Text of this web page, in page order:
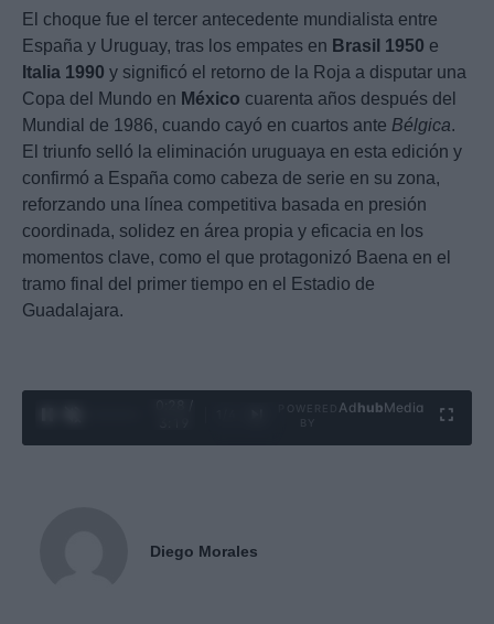
El choque fue el tercer antecedente mundialista entre
España y Uruguay, tras los empates en Brasil 1950 e
Italia 1990 y significó el retorno de la Roja a disputar una
Copa del Mundo en México cuarenta años después del
Mundial de 1986, cuando cayó en cuartos ante Bélgica.
El triunfo selló la eliminación uruguaya en esta edición y
confirmó a España como cabeza de serie en su zona,
reforzando una línea competitiva basada en presión
coordinada, solidez en área propia y eficacia en los
momentos clave, como el que protagonizó Baena en el
tramo final del primer tiempo en el Estadio de
Guadalajara.
Ad hubMedia
Diego Morales